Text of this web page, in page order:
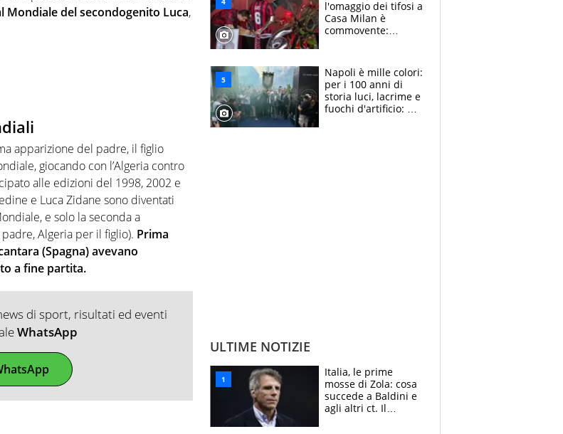
del secondogenito Luca,
apparizione del padre, il figlio
giocando con l’Algeria contro
alle edizioni del 1998, 2002 e
e Luca Zidane sono diventati
e solo la seconda a
Algeria per il figlio). Prima
(Spagna) avevano
a fine partita.
di sport, risultati ed eventi
WhatsApp
l'omaggio dei tifosi a
Casa Milan è
commovente:
bigliettini
Napoli è mille colori:
per i 100 anni di
storia luci, lacrime e
fuochi d'artificio: De
ULTIME NOTIZIE
Italia, le prime
mosse di Zola: cosa
succede a Baldini e
agli altri ct. Il